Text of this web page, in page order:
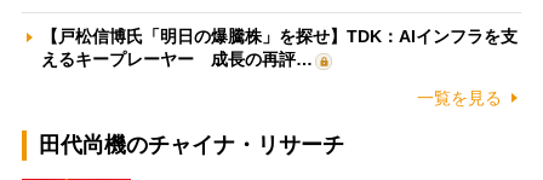
【戸松信博氏「明日の爆騰株」を探せ】TDK：AIインフラを支
えるキープレーヤー 成長の再評…
一覧を見る
田代尚機のチャイナ・リサーチ